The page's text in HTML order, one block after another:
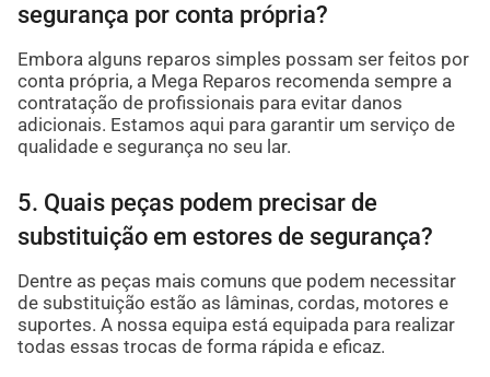
segurança por conta própria?
Embora alguns reparos simples possam ser feitos por
conta própria, a Mega Reparos recomenda sempre a
contratação de profissionais para evitar danos
adicionais. Estamos aqui para garantir um serviço de
qualidade e segurança no seu lar.
5. Quais peças podem precisar de
substituição em estores de segurança?
Dentre as peças mais comuns que podem necessitar
de substituição estão as lâminas, cordas, motores e
suportes. A nossa equipa está equipada para realizar
todas essas trocas de forma rápida e eficaz.